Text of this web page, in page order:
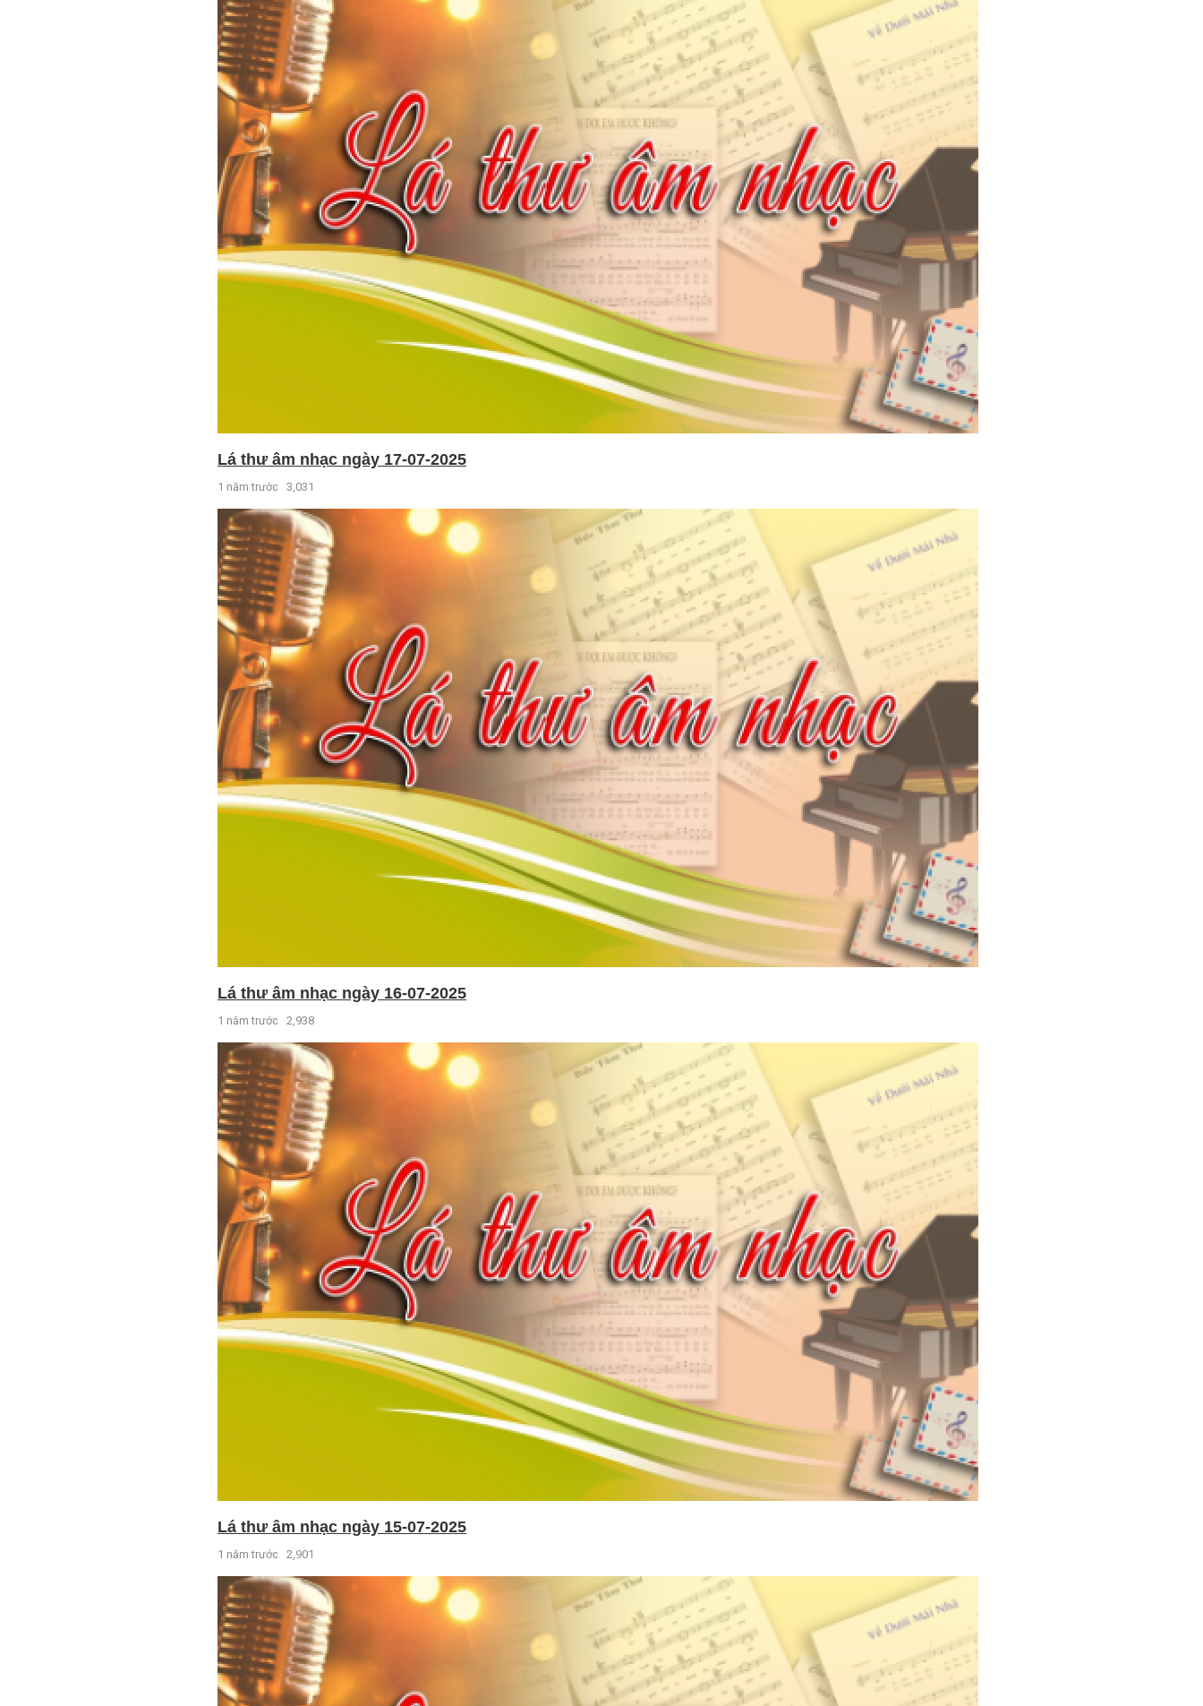
Lá thư âm nhạc ngày 17-07-2025
1 năm trước 3,031
Lá thư âm nhạc ngày 16-07-2025
1 năm trước 2,938
Lá thư âm nhạc ngày 15-07-2025
1 năm trước 2,901